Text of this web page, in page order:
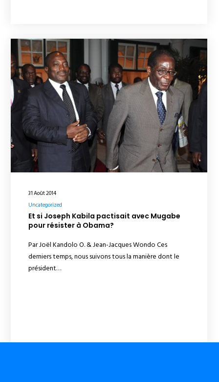
31 Août 2014
Uncategorized
Et si Joseph Kabila pactisait avec Mugabe
pour résister à Obama?
Par Joël Kandolo O. & Jean-Jacques Wondo Ces
derniers temps, nous suivons tous la manière dont le
président…